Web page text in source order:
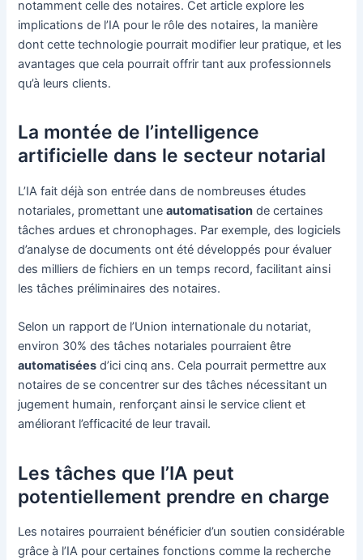
notamment celle des notaires. Cet article explore les
implications de l’IA pour le rôle des notaires, la manière
dont cette technologie pourrait modifier leur pratique, et les
avantages que cela pourrait offrir tant aux professionnels
qu’à leurs clients.
La montée de l’intelligence
artificielle dans le secteur notarial
L’IA fait déjà son entrée dans de nombreuses études
notariales, promettant uneautomatisation de certaines
tâches ardues et chronophages. Par exemple, des logiciels
d’analyse de documents ont été développés pour évaluer
des milliers de fichiers en un temps record, facilitant ainsi
les tâches préliminaires des notaires.
Selon un rapport de l’Union internationale du notariat,
environ 30% des tâches notariales pourraient être
automatisées d’ici cinq ans. Cela pourrait permettre aux
notaires de se concentrer sur des tâches nécessitant un
jugement humain, renforçant ainsi le service client et
améliorant l’efficacité de leur travail.
Les tâches que l’IA peut
potentiellement prendre en charge
Les notaires pourraient bénéficier d’un soutien considérable
grâce à l’IA pour certaines fonctions comme la recherche